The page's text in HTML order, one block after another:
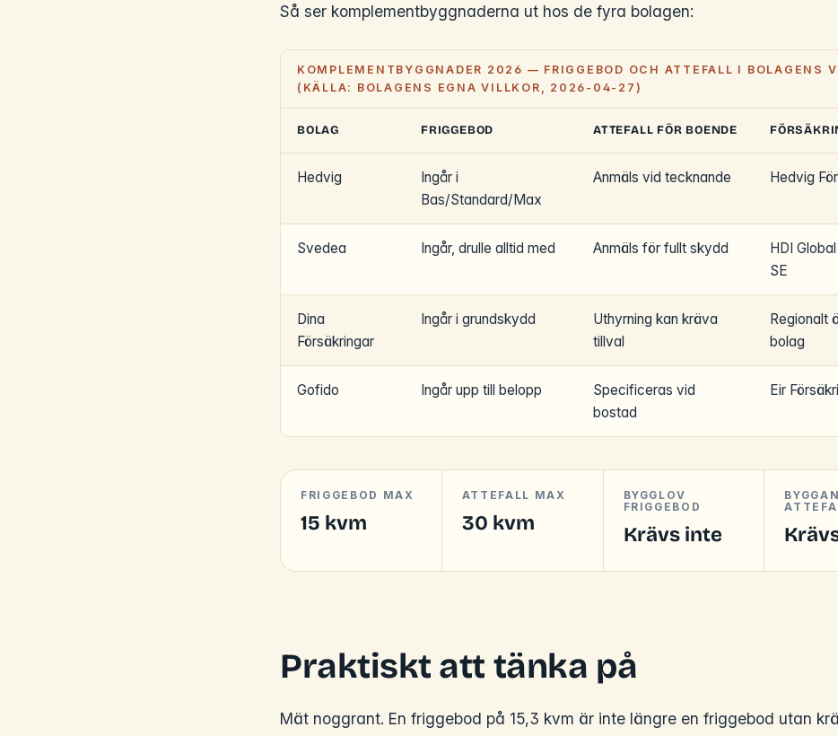
Så ser komplementbyggnaderna ut hos de fyra bolagen:
KOMPLEMENTBYGGNADER 2026 — FRIGGEBOD OCH ATTEFALL I BOLAGENS
(KÄLLA: BOLAGENS EGNA VILLKOR, 2026-04-27)
BOLAG FRIGGEBOD ATTEFALL FÖR BOENDE
Hedvig
Ingår i
Bas/Standard/Max
Anmäls vid tecknande Hedvig
Svedea Ingår, drulle alltid med Anmäls för fullt skydd
HDI
SE
Dina
Försäkringar
Ingår i grundskydd
Uthyrning kan kräva
tillval
Regionalt
bolag
Gofido Ingår upp till belopp
Specificeras vid
bostad
Eir
FRIGGEBOD MAX
15 kvm
ATTEFALL MAX
30 kvm
BYGGLOV
FRIGGEBOD
Krävs inte
Praktiskt att tänka på
Mät noggrant. En friggebod på 15,3 kvm är inte längre en friggebod utan